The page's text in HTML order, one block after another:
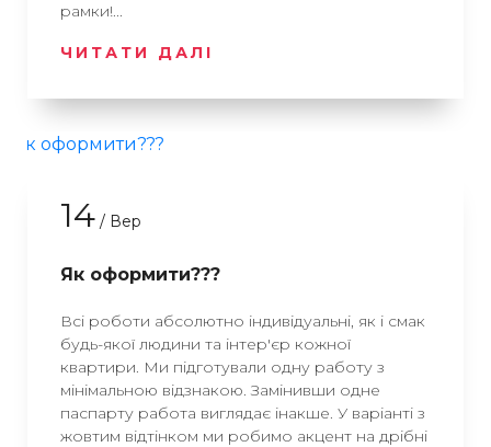
рамки!...
ЧИТАТИ ДАЛІ
14 / Вер
Як оформити???
Всі роботи абсолютно індивідуальні, як і смак
будь-якої людини та інтер'єр кожної
квартири. Ми підготували одну работу з
мінімальною відзнакою. Замінивши одне
паспарту работа виглядає інакше. У варіанті з
жовтим відтінком ми робимо акцент на дрібні